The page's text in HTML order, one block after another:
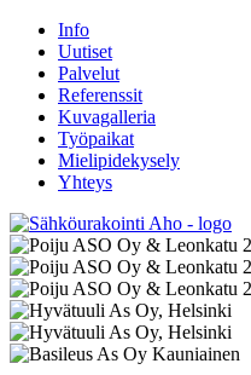
Info
Uutiset
Palvelut
Referenssit
Kuvagalleria
Työpaikat
Mielipidekysely
Yhteys